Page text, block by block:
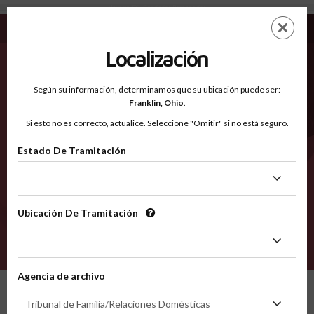
Navarro TX - Condados Reconocidos
EN
Condados Reconocidos
2600
Localización
Según su información, determinamos que su ubicación puede ser:
Franklin, Ohio.
Si esto no es correcto, actualice. Seleccione "Omitir" si no está seguro.
Estado De Tramitación
Tramitación
Ubicación De Tramitación
Tramitación
Agencia de archivo
Tribunal de Familia/Relaciones Domésticas
de